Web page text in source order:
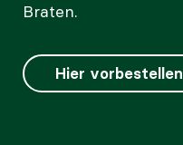
Braten.
Hier vorbestellen